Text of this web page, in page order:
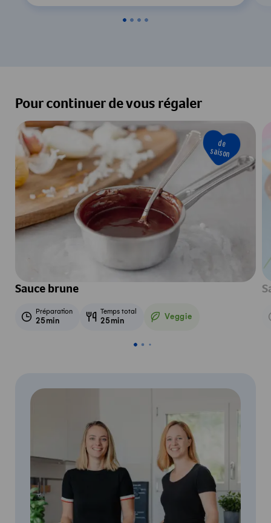
Pour continuer de vous régaler
de
saison
Sauce brune
Préparation
25min
Temps total
25min Veggie
Veggie